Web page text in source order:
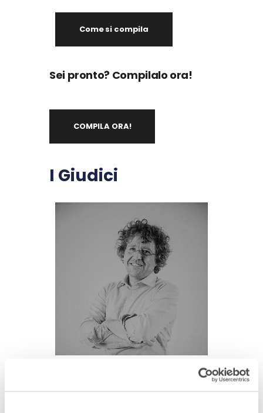
Come si compila
Sei pronto? Compilalo ora!
COMPILA ORA!
I Giudici
Sandro Venzo